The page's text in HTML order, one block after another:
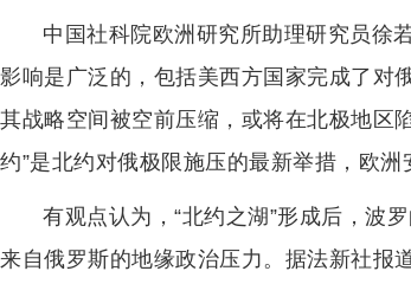
中国社科院欧洲研究所助理研究员徐
影响是广泛的，包括美西方国家完成了对
其战略空间被空前压缩，或将在北极地区
约”是北约对俄极限施压的最新举措，欧洲
有观点认为，“北约之湖”形成后，波
来自俄罗斯的地缘政治压力。据法新社报